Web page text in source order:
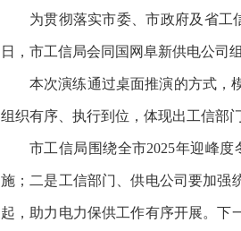
为贯彻落实市委、市政府及省工
日，市工信局会同国网阜新供电公司
本次演练通过桌面推演的方式，
组织有序、执行到位，体现出工信部
市工信局围绕全市2025年迎峰
施；二是工信部门、供电公司要加强
起，助力电力保供工作有序开展。下